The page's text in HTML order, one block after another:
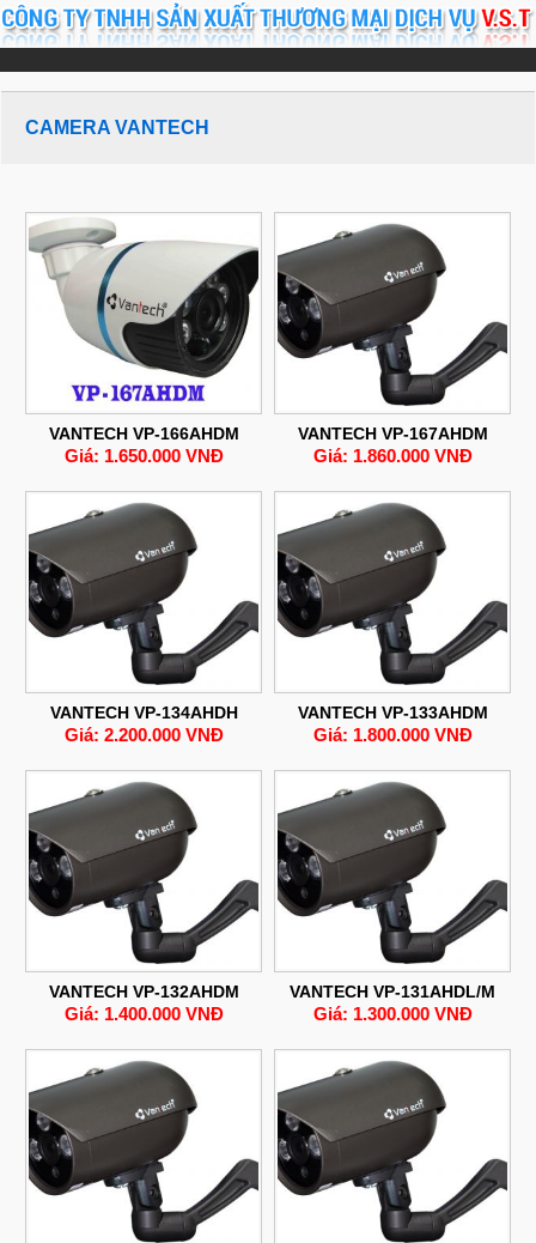
CAMERA VANTECH
VANTECH VP-166AHDM
Giá: 1.650.000 VNĐ
VANTECH VP-167AHDM
Giá: 1.860.000 VNĐ
VANTECH VP-134AHDH
Giá: 2.200.000 VNĐ
VANTECH VP-133AHDM
Giá: 1.800.000 VNĐ
VANTECH VP-132AHDM
Giá: 1.400.000 VNĐ
VANTECH VP-131AHDL/M
Giá: 1.300.000 VNĐ